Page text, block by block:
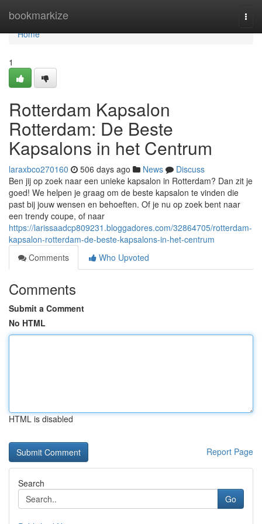
bookmarkize
Home
Home
1
Rotterdam Kapsalon
Rotterdam: De Beste
Kapsalons in het Centrum
laraxbco270160 506 days ago News
Discuss
Ben jij op zoek naar een unieke kapsalon in Rotterdam? Dan zit je
goed! We helpen je graag om de beste kapsalon te vinden die
past bij jouw wensen en behoeften. Of je nu op zoek bent naar
een trendy coupe, of naar
https://larissaadcp809231.bloggadores.com/32864705/rotterdam-
kapsalon-rotterdam-de-beste-kapsalons-in-het-centrum
Comments
Who Upvoted
Comments
Submit a Comment
No HTML
HTML is disabled
Report Page
Search
Go